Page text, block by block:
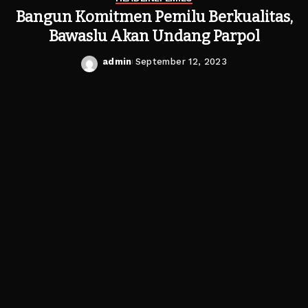
Bangun Komitmen Pemilu Berkualitas,
Bawaslu Akan Undang Parpol
Posted
admin September 12, 2023